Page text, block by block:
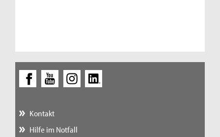
Kontakt
Hilfe im Notfall